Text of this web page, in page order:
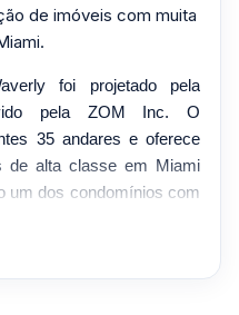
de imóveis com muita
foi projetado pela
pela ZOM Inc. O
35 andares e oferece
de alta classe em Miami
um dos condomínios com
seus moradores. Com